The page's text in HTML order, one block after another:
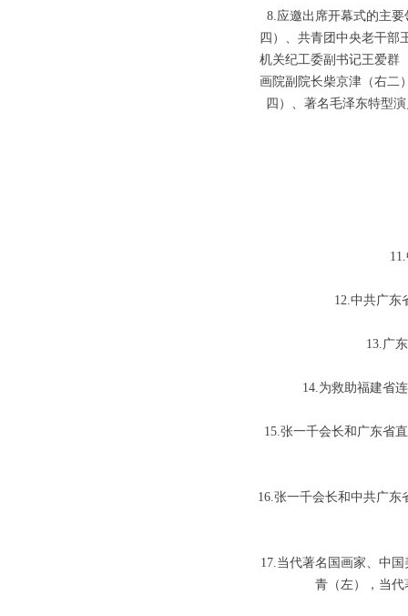
8.应邀出席开幕式的主
四）、共青团中央老干部
机关纪工委副书记王爱群
画院副院长柴京津（右二
四）、著名毛泽东特型
12.中共广东
13.广
14.为救助福建省
15.张一千会长和广东省
16.张一千会长和中共广
17.当代著名国画家、中
青（左），当